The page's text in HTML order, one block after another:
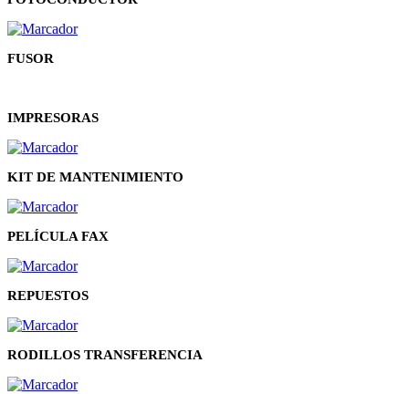
FUSOR
IMPRESORAS
KIT DE MANTENIMIENTO
PELÍCULA FAX
REPUESTOS
RODILLOS TRANSFERENCIA